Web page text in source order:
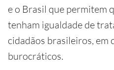
e o Brasil que permitem
tenham igualdade de
cidadãos brasileiros, em
burocráticos.